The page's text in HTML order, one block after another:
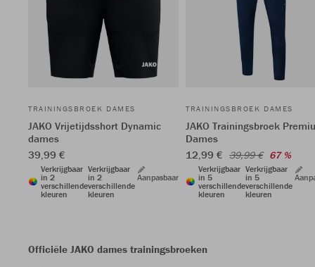
TRAININGSBROEK DAMES
JAKO Vrijetijdsshort Dynamic
dames
39,99 €
Verkrijgbaar
in 2
verschillende
kleuren
Verkrijgbaar
in 2
verschillende
kleuren
Aanpasbaar
TRAININGSBROEK DAMES
JAKO Trainingsbroek
Dames
12,99 € 39,99 € 67 %
Verkrijgbaar
in 5
verschillende
kleuren
Verkrijgbaar
in 5
verschillende
kleuren
Officiële JAKO dames trainingsbroeken